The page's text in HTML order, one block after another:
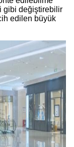
gibi değiştirebilir
edilen büyük